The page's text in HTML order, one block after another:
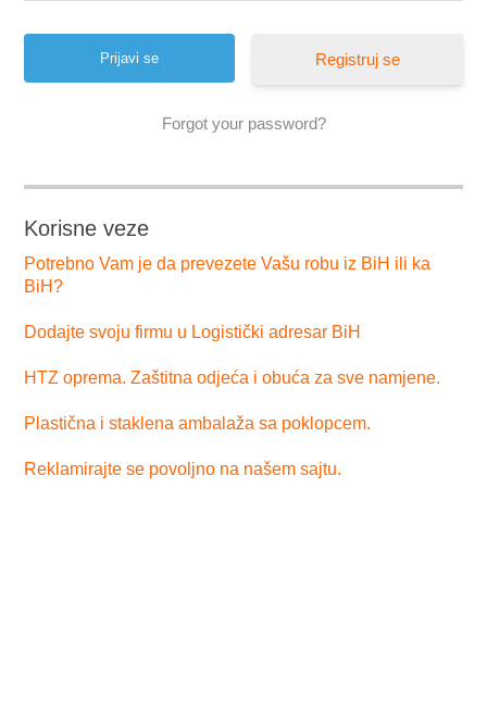
Registruj se
Forgot your password?
Korisne veze
Potrebno Vam je da prevezete Vašu robu iz BiH ili ka
BiH?
Dodajte svoju firmu u Logistički adresar BiH
HTZ oprema. Zaštitna odjeća i obuća za sve namjene.
Plastična i staklena ambalaža sa poklopcem.
Reklamirajte se povoljno na našem sajtu.